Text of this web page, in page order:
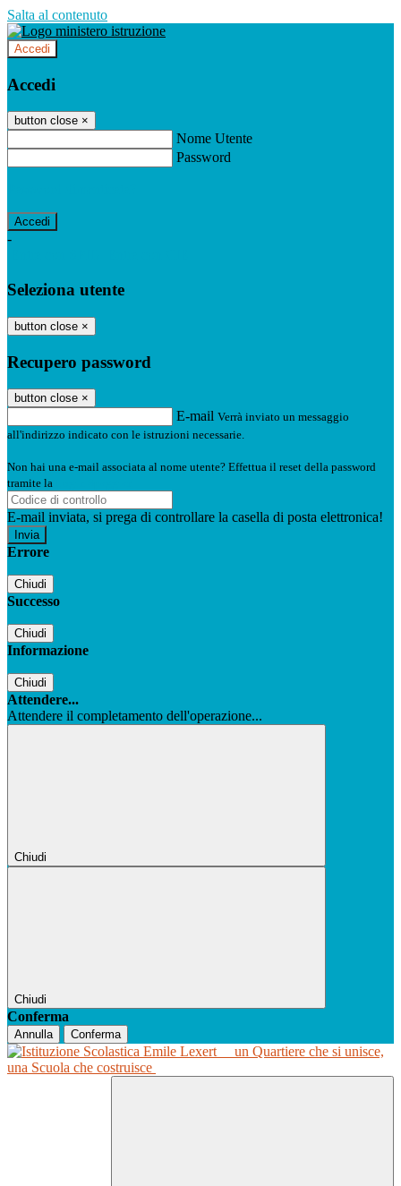
Salta al contenuto
Accedi
Accedi
button close ×
Nome Utente
Password
-
Seleziona utente
button close ×
Recupero password
button close ×
E-mail Verrà inviato un messaggio
all'indirizzo indicato con le istruzioni necessarie.
Non hai una e-mail associata al nome utente? Effettua il reset della password
tramite la
E-mail inviata, si prega di controllare la casella di posta elettronica!
Errore
Chiudi
Successo
Chiudi
Informazione
Chiudi
Attendere...
Attendere il completamento dell'operazione...
Chiudi
Chiudi
Conferma
Annulla Conferma
un Quartiere che si unisce,
una Scuola che costruisce